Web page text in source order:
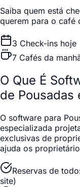
Saiba quem está
querem para o café
3 Check-ins hoje
7 Cafés da
O Que É
de Pousadas
O software para
especializada
exclusivas de
ajuda os
Reservas de
site)